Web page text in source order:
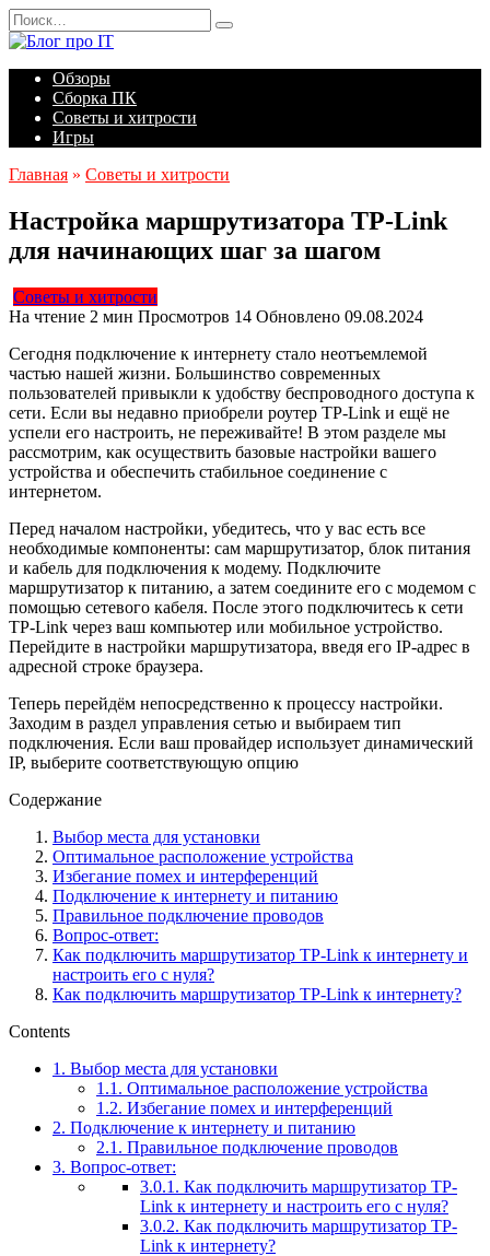
Перейти
к
содержанию
Search
for:
Обзоры
Сборка ПК
Советы и хитрости
Игры
Главная » Советы и хитрости
Настройка маршрутизатора TP-Link
для начинающих шаг за шагом
Советы и хитрости
На чтение 2 мин Просмотров 14 Обновлено 09.08.2024
Сегодня подключение к интернету стало неотъемлемой
частью нашей жизни. Большинство современных
пользователей привыкли к удобству беспроводного доступа к
сети. Если вы недавно приобрели роутер TP-Link и ещё не
успели его настроить, не переживайте! В этом разделе мы
рассмотрим, как осуществить базовые настройки вашего
устройства и обеспечить стабильное соединение с
интернетом.
Перед началом настройки, убедитесь, что у вас есть все
необходимые компоненты: сам маршрутизатор, блок питания
и кабель для подключения к модему. Подключите
маршрутизатор к питанию, а затем соедините его с модемом с
помощью сетевого кабеля. После этого подключитесь к сети
TP-Link через ваш компьютер или мобильное устройство.
Перейдите в настройки маршрутизатора, введя его IP-адрес в
адресной строке браузера.
Теперь перейдём непосредственно к процессу настройки.
Заходим в раздел управления сетью и выбираем тип
подключения. Если ваш провайдер использует динамический
IP, выберите соответствующую опцию
Содержание
Выбор места для установки
Оптимальное расположение устройства
Избегание помех и интерференций
Подключение к интернету и питанию
Правильное подключение проводов
Вопрос-ответ:
Как подключить маршрутизатор TP-Link к интернету и
настроить его с нуля?
Как подключить маршрутизатор TP-Link к интернету?
Contents
1. Выбор места для установки
1.1. Оптимальное расположение устройства
1.2. Избегание помех и интерференций
2. Подключение к интернету и питанию
2.1. Правильное подключение проводов
3. Вопрос-ответ:
3.0.1. Как подключить маршрутизатор TP-
Link к интернету и настроить его с нуля?
3.0.2. Как подключить маршрутизатор TP-
Link к интернету?